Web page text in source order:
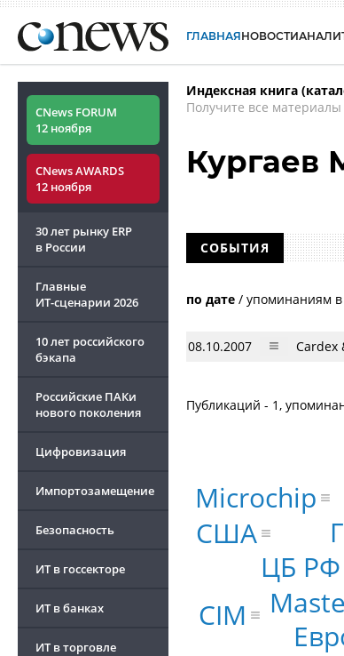
ГЛАВНАЯНОВОСТИ
CNews FORUM
12 ноября
CNews AWARDS
12 ноября
30 лет рынку ERP
в России
Главные
ИТ-сценарии 2026
10 лет российского
бэкапа
Российские ПАКи
нового поколения
Цифровизация
Импортозамещение
Безопасность
ИТ в госсекторе
ИТ в банках
ИТ в торговле
Индексная книга
Получите все
Кургаев
СОБЫТИЯ
по дате / упоминаниям в
08.10.2007 Cardex
Публикаций - 1,
ЦБ РФ
Microchip
CIM
США